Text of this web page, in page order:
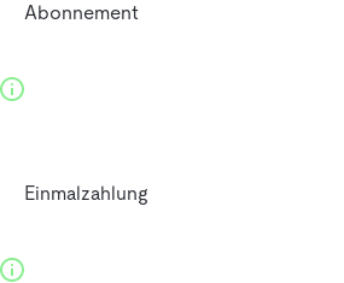
Abonnement
Einmalzahlung